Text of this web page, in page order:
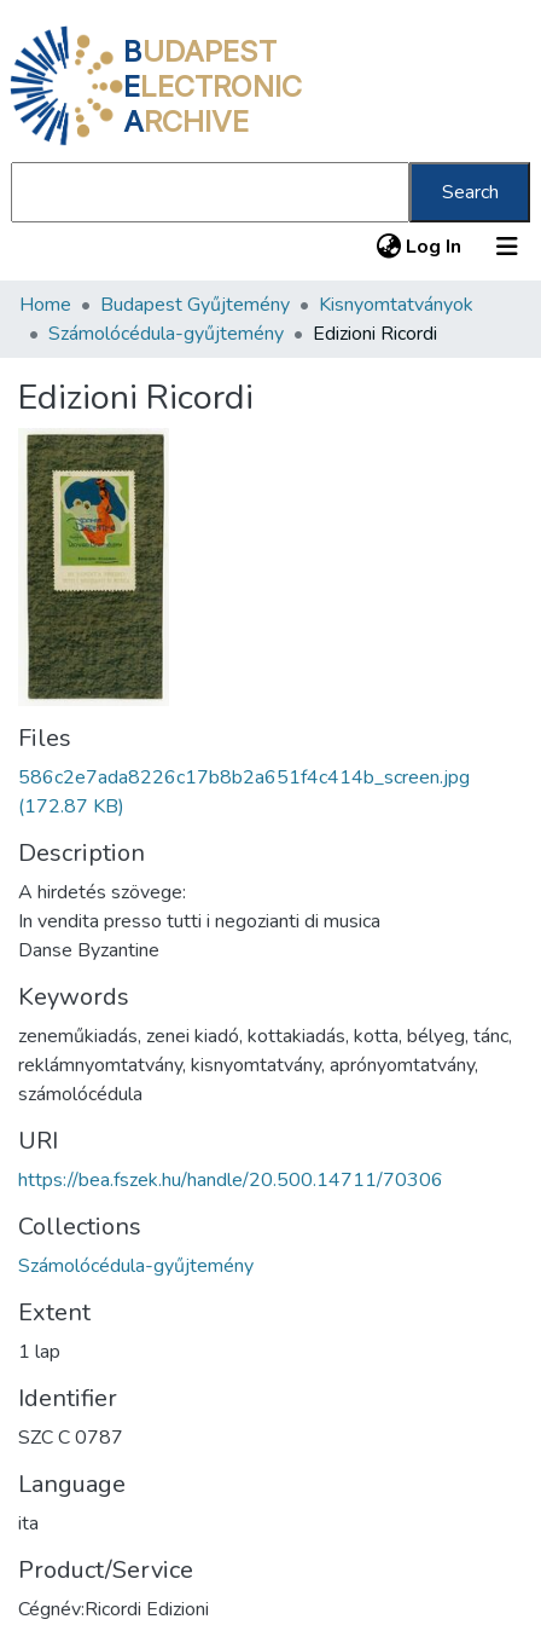
BUDAPEST
ELECTRONIC
ARCHIVE
Search
Log In (current)
Communities & Collections
Statistics
About us
Home Budapest Gyűjtemény
Kisnyomtatványok
Számolócédula-gyűjtemény
Edizioni Ricordi
Edizioni Ricordi
Files
586c2e7ada8226c17b8b2a651f4c414b_screen.jpg
(172.87 KB)
Description
A hirdetés szövege:
In vendita presso tutti i negozianti di musica
Danse Byzantine
Keywords
zeneműkiadás, zenei kiadó, kottakiadás, kotta, bélyeg, tánc,
reklámnyomtatvány, kisnyomtatvány, aprónyomtatvány,
számolócédula
URI
https://bea.fszek.hu/handle/20.500.14711/70306
Collections
Számolócédula-gyűjtemény
Extent
1 lap
Identifier
SZC C 0787
Language
ita
Product/Service
Cégnév:Ricordi Edizioni